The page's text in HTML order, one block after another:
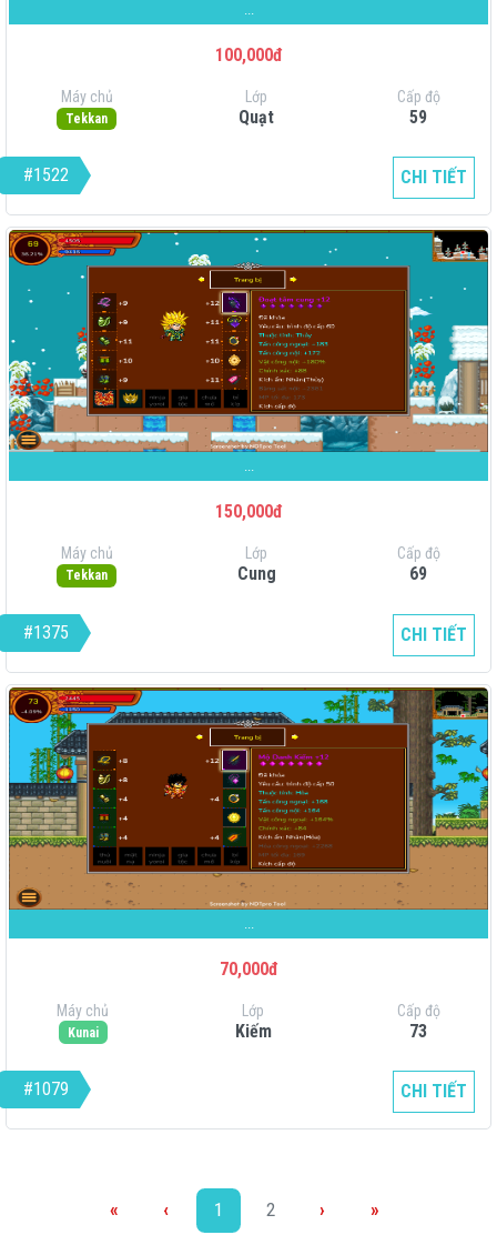
...
100,000đ
Máy chủ
Tekkan
Lớp
Quạt
Cấp độ
59
#1522 CHI TIẾT
...
150,000đ
Máy chủ
Tekkan
Lớp
Cung
Cấp độ
69
#1375 CHI TIẾT
70,000đ
Máy chủ
Kunai
Lớp
Kiếm
Cấp độ
73
#1079 CHI TIẾT
« ‹ 1 2 › »